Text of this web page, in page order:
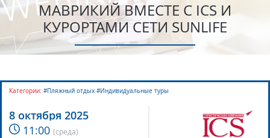
МАВРИКИЙ ВМЕСТЕ С ICS И
КУРОРТАМИ СЕТИ SUNLIFE
8 октября 2025
11:00 (среда)
Категории: #Пляжный отдых #Индивидуальные туры